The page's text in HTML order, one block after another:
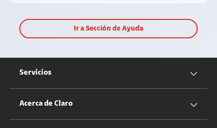
Ir a Sección de Ayuda
Servicios
Servicios Móviles
Acerca de Claro